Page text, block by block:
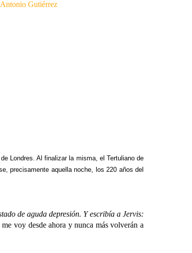
Gutiérrez
Londres. Al finalizar la misma, el Tertuliano de
precisamente aquella noche, los 220 años del
de aguda depresión. Y escribía a Jervis:
voy desde ahora y nunca más volverán a